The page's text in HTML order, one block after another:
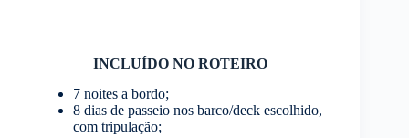
INCLUÍDO NO ROTEIRO
7 noites a bordo;
8 dias de passeio nos barco/deck escolhido,
com tripulação;